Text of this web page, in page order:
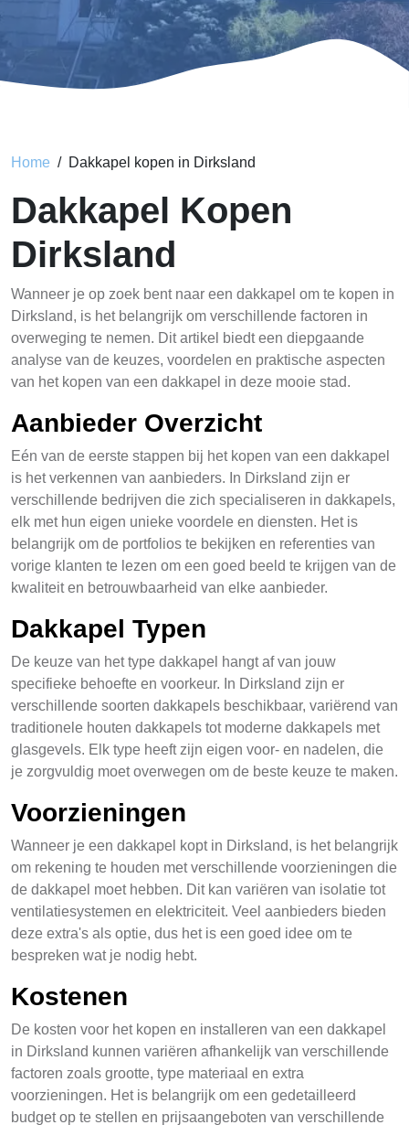
Home Dakkapel kopen in Dirksland
Dakkapel Kopen
Dirksland
Wanneer je op zoek bent naar een dakkapel om te kopen in
Dirksland, is het belangrijk om verschillende factoren in
overweging te nemen. Dit artikel biedt een diepgaande
analyse van de keuzes, voordelen en praktische aspecten
van het kopen van een dakkapel in deze mooie stad.
Aanbieder Overzicht
Eén van de eerste stappen bij het kopen van een dakkapel
is het verkennen van aanbieders. In Dirksland zijn er
verschillende bedrijven die zich specialiseren in dakkapels,
elk met hun eigen unieke voordele en diensten. Het is
belangrijk om de portfolios te bekijken en referenties van
vorige klanten te lezen om een goed beeld te krijgen van de
kwaliteit en betrouwbaarheid van elke aanbieder.
Dakkapel Typen
De keuze van het type dakkapel hangt af van jouw
specifieke behoefte en voorkeur. In Dirksland zijn er
verschillende soorten dakkapels beschikbaar, variërend van
traditionele houten dakkapels tot moderne dakkapels met
glasgevels. Elk type heeft zijn eigen voor- en nadelen, die
je zorgvuldig moet overwegen om de beste keuze te maken.
Voorzieningen
Wanneer je een dakkapel kopt in Dirksland, is het belangrijk
om rekening te houden met verschillende voorzieningen die
de dakkapel moet hebben. Dit kan variëren van isolatie tot
ventilatiesystemen en elektriciteit. Veel aanbieders bieden
deze extra's als optie, dus het is een goed idee om te
bespreken wat je nodig hebt.
Kostenen
De kosten voor het kopen en installeren van een dakkapel
in Dirksland kunnen variëren afhankelijk van verschillende
factoren zoals grootte, type materiaal en extra
voorzieningen. Het is belangrijk om een gedetailleerd
budget op te stellen en prijsaangeboten van verschillende